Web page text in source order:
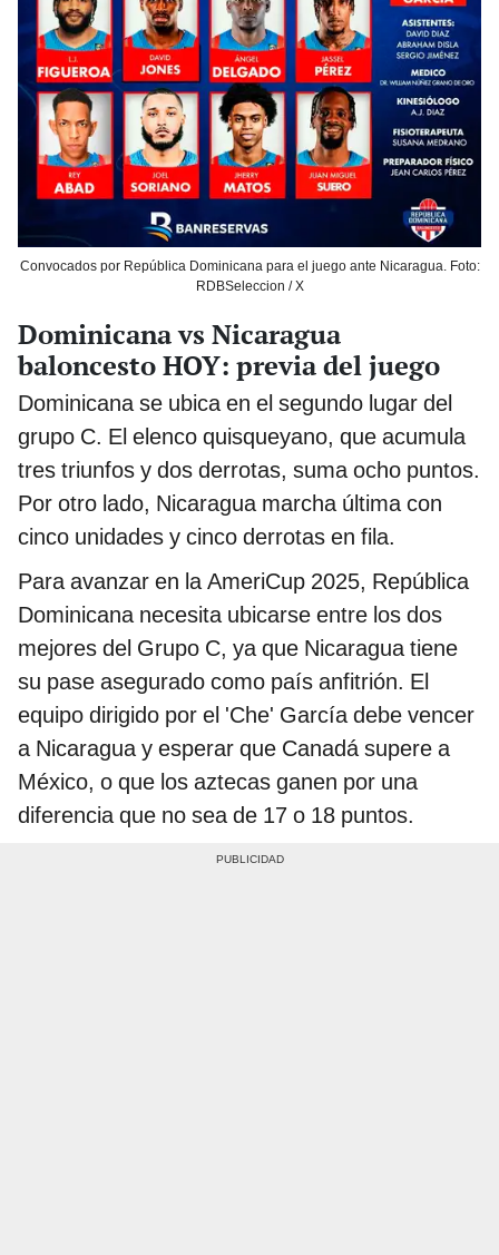
Convocados por República Dominicana para el juego ante Nicaragua. Foto:
RDBSeleccion / X
Dominicana vs Nicaragua
baloncesto HOY: previa del juego
Dominicana se ubica en el segundo lugar del
grupo C. El elenco quisqueyano, que acumula
tres triunfos y dos derrotas, suma ocho puntos.
Por otro lado, Nicaragua marcha última con
cinco unidades y cinco derrotas en fila.
Para avanzar en la AmeriCup 2025, República
Dominicana necesita ubicarse entre los dos
mejores del Grupo C, ya que Nicaragua tiene
su pase asegurado como país anfitrión. El
equipo dirigido por el 'Che' García debe vencer
a Nicaragua y esperar que Canadá supere a
México, o que los aztecas ganen por una
diferencia que no sea de 17 o 18 puntos.